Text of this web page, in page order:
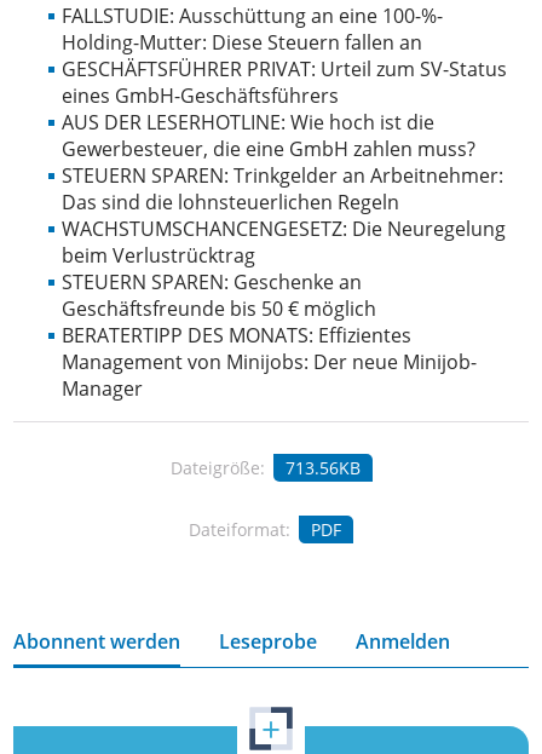
FALLSTUDIE: Ausschüttung an eine 100-%-
Holding-Mutter: Diese Steuern fallen an
GESCHÄFTSFÜHRER PRIVAT: Urteil zum SV-Status
eines GmbH-Geschäftsführers
AUS DER LESERHOTLINE: Wie hoch ist die
Gewerbesteuer, die eine GmbH zahlen muss?
STEUERN SPAREN: Trinkgelder an Arbeitnehmer:
Das sind die lohnsteuerlichen Regeln
WACHSTUMSCHANCENGESETZ: Die Neuregelung
beim Verlustrücktrag
STEUERN SPAREN: Geschenke an
Geschäftsfreunde bis 50 € möglich
BERATERTIPP DES MONATS: Effizientes
Management von Minijobs: Der neue Minijob-
Manager
Dateigröße: 713.56KB
Dateiformat: PDF
Abonnent werden Leseprobe Anmelden
+